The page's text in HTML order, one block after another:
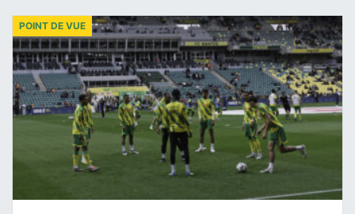
POINT DE VUE